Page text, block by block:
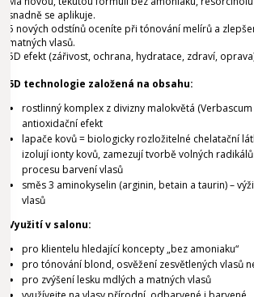
snadně se aplikuje.
5 nových odstínů oceníte při tónování melírů a
matných vlasů.
5D efekt (zářivost, ochrana, hydratace, zdraví,
5D technologie založená na obsahu:
rostlinný komplex z divizny malokvětá (Verbascum
antioxidační efekt
lapače kovů = biologicky rozložitelné chelatační
izolují ionty kovů, zamezují tvorbě volných
procesu barvení vlasů
směs 3 aminokyselin (arginin, betain a taurin) –
vlasů
Využití v salonu:
pro klientelu hledající koncepty „bez amoniaku“
pro tónování blond, osvěžení zesvětlených vlasů
pro zvýšení lesku mdlých a matných vlasů